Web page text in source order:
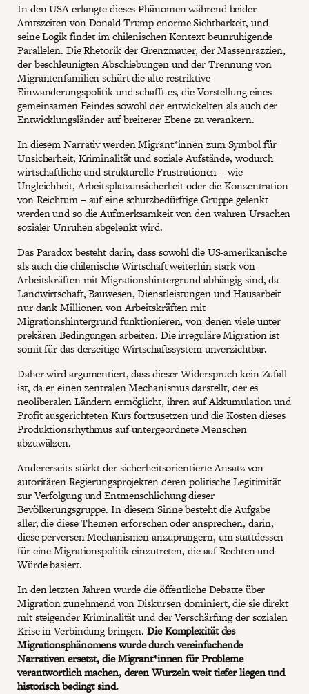
In den USA erlangte dieses Phänomen während beider
Amtszeiten von Donald Trump enorme Sichtbarkeit, und
seine Logik findet im chilenischen Kontext beunruhigende
Parallelen. Die Rhetorik der Grenzmauer, der Massenrazzien,
der beschleunigten Abschiebungen und der Trennung von
Migrantenfamilien schürt die alte restriktive
Einwanderungspolitik und schafft es, die Vorstellung eines
gemeinsamen Feindes sowohl der entwickelten als auch der
Entwicklungsländer auf breiterer Ebene zu verankern.
In diesem Narrativ werden Migrant*innen zum Symbol für
Unsicherheit, Kriminalität und soziale Aufstände, wodurch
wirtschaftliche und strukturelle Frustrationen – wie
Ungleichheit, Arbeitsplatzunsicherheit oder die Konzentration
von Reichtum – auf eine schutzbedürftige Gruppe gelenkt
werden und so die Aufmerksamkeit von den wahren Ursachen
sozialer Unruhen abgelenkt wird.
Das Paradox besteht darin, dass sowohl die US-amerikanische
als auch die chilenische Wirtschaft weiterhin stark von
Arbeitskräften mit Migrationshintergrund abhängig sind, da
Landwirtschaft, Bauwesen, Dienstleistungen und Hausarbeit
nur dank Millionen von Arbeitskräften mit
Migrationshintergrund funktionieren, von denen viele unter
prekären Bedingungen arbeiten. Die irreguläre Migration ist
somit für das derzeitige Wirtschaftssystem unverzichtbar.
Daher wird argumentiert, dass dieser Widerspruch kein Zufall
ist, da er einen zentralen Mechanismus darstellt, der es
neoliberalen Ländern ermöglicht, ihren auf Akkumulation und
Profit ausgerichteten Kurs fortzusetzen und die Kosten dieses
Produktionsrhythmus auf untergeordnete Menschen
abzuwälzen.
Andererseits stärkt der sicherheitsorientierte Ansatz von
autoritären Regierungsprojekten deren politische Legitimität
zur Verfolgung und Entmenschlichung dieser
Bevölkerungsgruppe. In diesem Sinne besteht die Aufgabe
aller, die diese Themen erforschen oder ansprechen, darin,
diese perversen Mechanismen anzuprangern, um stattdessen
für eine Migrationspolitik einzutreten, die auf Rechten und
Würde basiert.
In den letzten Jahren wurde die öffentliche Debatte über
Migration zunehmend von Diskursen dominiert, die sie direkt
mit steigender Kriminalität und der Verschärfung der sozialen
Krise in Verbindung bringen.Die Komplexität des
Migrationsphänomens wurde durch vereinfachende
Narrativen ersetzt, die Migrant*innen für Probleme
verantwortlich machen, deren Wurzeln weit tiefer liegen und
historisch bedingt sind.